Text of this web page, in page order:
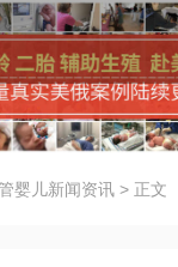
婴儿新闻资讯 > 正文